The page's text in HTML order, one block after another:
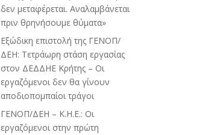
δεν μεταφέρεται. Αναλαμβάνεται
πριν θρηνήσουμε θύματα»
Εξώδικη επιστολή της ΓΕΝΟΠ/
ΔΕΗ: Τετράωρη στάση εργασίας
στον ΔΕΔΔΗΕ Κρήτης – Οι
εργαζόμενοι δεν θα γίνουν
αποδιοπομπαίοι τράγοι
ΓΕΝΟΠ/ΔΕΗ – Κ.Η.Ε.: Οι
εργαζόμενοι στην πρώτη